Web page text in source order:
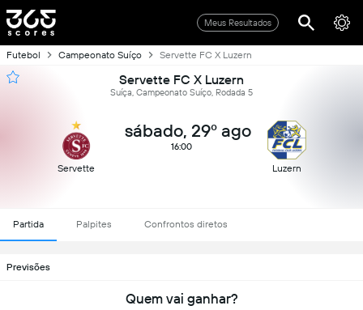
Meus Resultados
Futebol Campeonato Suíço Servette FC X Luzern
Servette FC X Luzern
Suíça, Campeonato Suíço, Rodada 5
Servette
sábado, 29º ago
16:00
Luzern
Partida Palpites Confrontos diretos
Previsões
Quem vai ganhar?